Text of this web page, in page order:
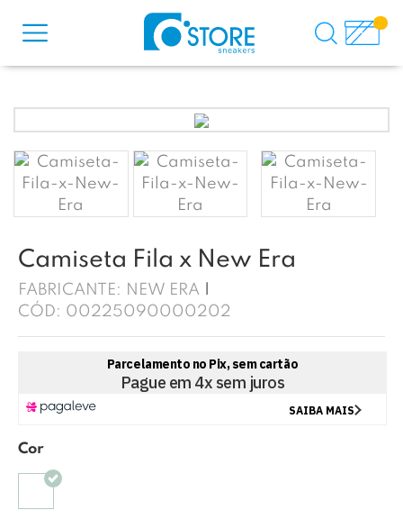
Camiseta Fila x New Era
FABRICANTE: NEW ERA
CÓD: 00225090000202
Cor